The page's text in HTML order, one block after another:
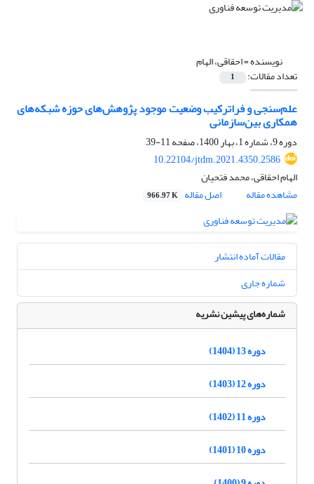
نویسنده =احقاقی، الهام
تعداد مقالات: 1
علم‌سنجی و فراترکیب وضعیت موجود پژوهش‌های حوزه شبکه‌های
همکاری بین‌سازمانی
دوره 9، شماره 1، بهار 1400، صفحه
11-39
10.22104/jtdm.2021.4350.2586
الهام احقاقی، محمد فتحیان
مشاهده مقاله
اصل مقاله 966.97 K
مقالات آماده انتشار
شماره جاری
شماره‌های پیشین نشریه
دوره 13 (1404)
دوره 12 (1403)
دوره 11 (1402)
دوره 10 (1401)